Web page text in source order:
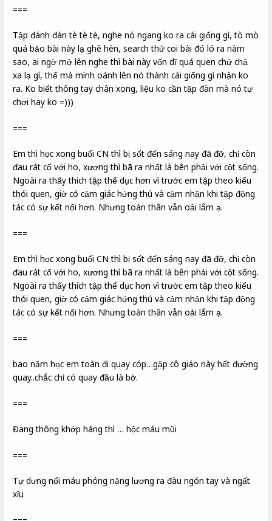
===
Tập đánh đàn tè tè tè, nghe nó ngang ko ra cái giống gì, tò mò
quá bảo bài này lạ ghê hén, search thử coi bài đó ló ra nàm
sao, ai ngờ mở lên nghe thì bài này vốn dĩ quá quen chứ chả
xa lạ gì, thế mà mình oánh lên nó thành cái giống gì nhận ko
ra. Ko biết thông tay chân xong, liệu ko cần tập đàn mà nó tự
chơi hay ko =)))
===
Em thì học xong buổi CN thì bị sốt đến sáng nay đã đỡ, chỉ còn
đau rát cổ với ho, xương thì bã ra nhất là bên phải với cột sống.
Ngoài ra thấy thích tập thể dục hơn vì trước em tập theo kiểu
thói quen, giờ có cảm giác hứng thú và cảm nhận khi tập động
tác có sự kết nối hơn. Nhưng toàn thân vẫn oải lắm ạ.
===
Em thì học xong buổi CN thì bị sốt đến sáng nay đã đỡ, chỉ còn
đau rát cổ với ho, xương thì bã ra nhất là bên phải với cột sống.
Ngoài ra thấy thích tập thể dục hơn vì trước em tập theo kiểu
thói quen, giờ có cảm giác hứng thú và cảm nhận khi tập động
tác có sự kết nối hơn. Nhưng toàn thân vẫn oải lắm ạ.
===
bao năm học em toàn đi quay cóp…gặp cô giáo này hết đường
quay..chắc chỉ có quay đầu là bờ.
===
Đang thông khớp háng thì … hộc máu mũi
===
Tự dưng nổi máu phóng năng lương ra đàu ngón tay và ngất
xỉu